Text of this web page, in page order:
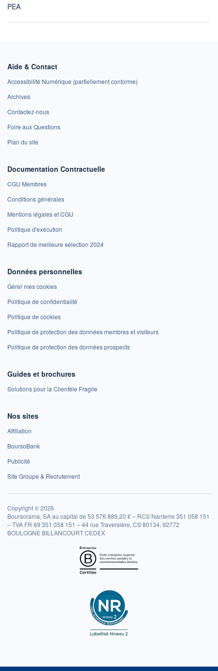
PEA
Aide & Contact
Accessibilité Numérique (partiellement conforme)
Archives
Contactez-nous
Foire aux Questions
Plan du site
Documentation Contractuelle
CGU Membres
Conditions générales
Mentions légales et CGU
Politique d'exécution
Rapport de meilleure sélection 2024
Données personnelles
Gérer mes cookies
Politique de confidentialité
Politique de cookies
Politique de protection des données membres et visiteurs
Politique de protection des données prospects
Guides et brochures
Solutions pour la Clientèle Fragile
Nos sites
Affiliation
BoursoBank
Publicité
Site Groupe & Recrutement
Copyright © 2026
Boursorama, SA au capital de 53 576 889,20 € – RCS Nanterre 351 058 151
– TVA FR 69 351 058 151 – 44 rue Traversière, CS 80134, 92772
BOULOGNE BILLANCOURT CEDEX